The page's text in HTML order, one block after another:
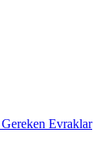
Evraklar